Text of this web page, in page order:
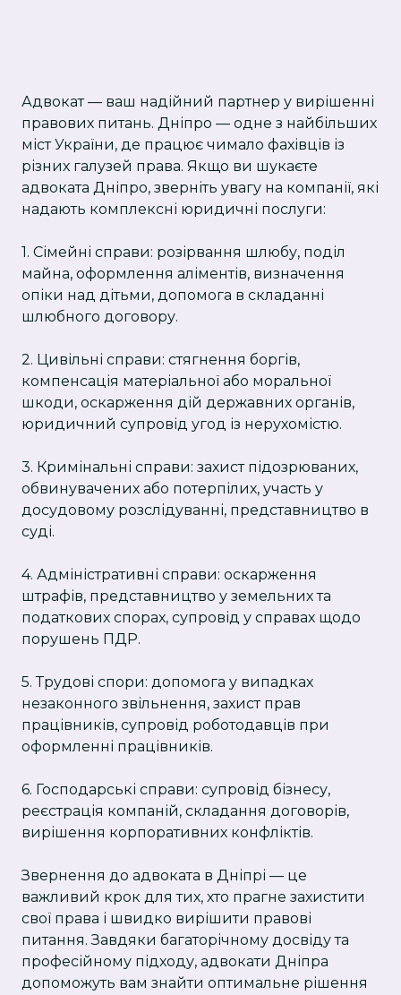
Адвокат — ваш надійний партнер у вирішенні
правових питань. Дніпро — одне з найбільших
міст України, де працює чимало фахівців із
різних галузей права. Якщо ви шукаєте
адвоката Дніпро, зверніть увагу на компанії, які
надають комплексні юридичні послуги:
1. Сімейні справи: розірвання шлюбу, поділ
майна, оформлення аліментів, визначення
опіки над дітьми, допомога в складанні
шлюбного договору.
2. Цивільні справи: стягнення боргів,
компенсація матеріальної або моральної
шкоди, оскарження дій державних органів,
юридичний супровід угод із нерухомістю.
3. Кримінальні справи: захист підозрюваних,
обвинувачених або потерпілих, участь у
досудовому розслідуванні, представництво в
суді.
4. Адміністративні справи: оскарження
штрафів, представництво у земельних та
податкових спорах, супровід у справах щодо
порушень ПДР.
5. Трудові спори: допомога у випадках
незаконного звільнення, захист прав
працівників, супровід роботодавців при
оформленні працівників.
6. Господарські справи: супровід бізнесу,
реєстрація компаній, складання договорів,
вирішення корпоративних конфліктів.
Звернення до адвоката в Дніпрі — це
важливий крок для тих, хто прагне захистити
свої права і швидко вирішити правові
питання. Завдяки багаторічному досвіду та
професійному підходу, адвокати Дніпра
допоможуть вам знайти оптимальне рішення